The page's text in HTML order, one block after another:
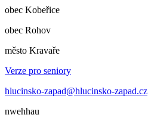
obec Kobeřice
obec Rohov
město Kravaře
Verze pro seniory
hlucinsko-zapad@hlucinsko-zapad.cz
nwehhau